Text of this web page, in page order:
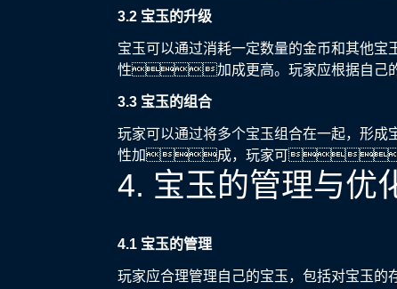
3.2 宝玉的升级
宝玉可以通过消耗一定数量的金币和其
性加成更高。玩家应根据自己的
3.3 宝玉的组合
玩家可以通过将多个宝玉组合在一起，形成
性加成，玩家可以根
4. 宝玉的管理与优
4.1 宝玉的管理
玩家应合理管理自己的宝玉，包括对宝玉